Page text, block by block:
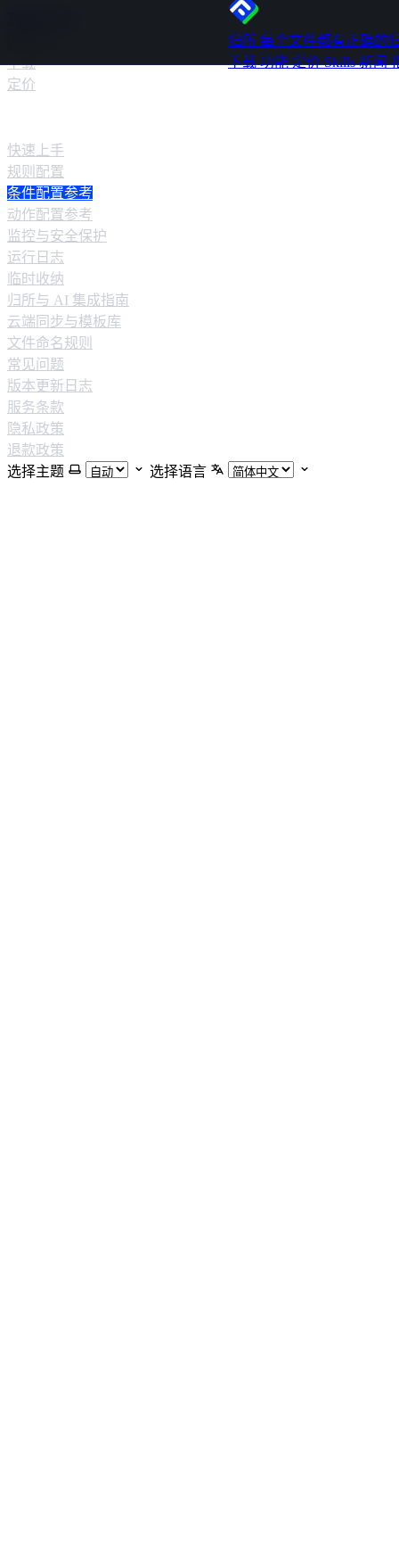
归所 每个文件都有正确的
下载功能定价Skills新闻
下载
定价
快速上手
规则配置
条件配置参考
动作配置参考
监控与安全保护
运行日志
临时收纳
归所与 AI 集成指南
云端同步与模板库
文件命名规则
常见问题
版本更新日志
服务条款
隐私政策
退款政策
选择主题
选择语言